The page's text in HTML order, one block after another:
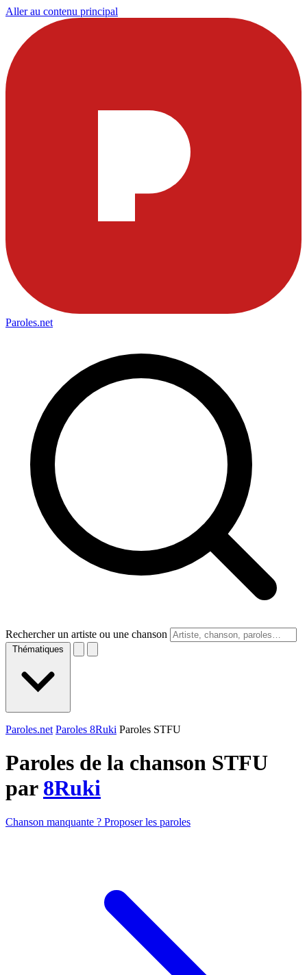
Aller au contenu principal
Paroles.net
Rechercher un artiste ou une chanson
Thématiques
Paroles.net Paroles 8Ruki Paroles STFU
Paroles de la chanson STFU
par 8Ruki
Chanson manquante ? Proposer les paroles